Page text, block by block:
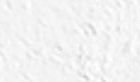
定。又本件標的不動產登記
查封當日據現場管理人員表